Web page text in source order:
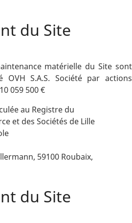
du Site
matérielle du Site sont
S.A.S. Société par actions
059 500 €
au Registre du
et des Sociétés de Lille
59100 Roubaix,
du Site